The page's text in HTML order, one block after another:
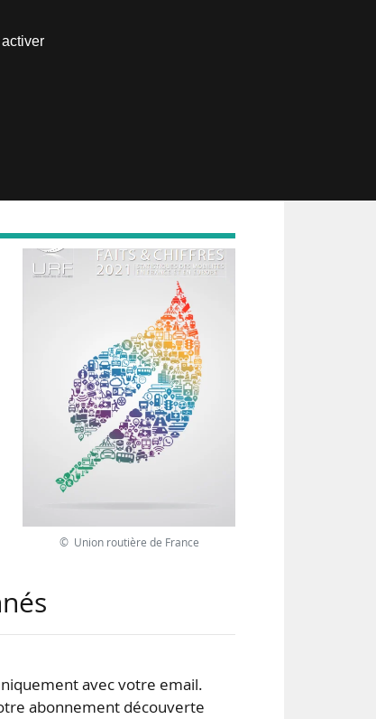
© Union routière de France
avec votre email.
abonnement découverte